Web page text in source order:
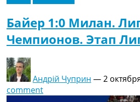
Байер 1:0 Милан.
Чемпионов. Этап
Андрій Чуприн —2
comment